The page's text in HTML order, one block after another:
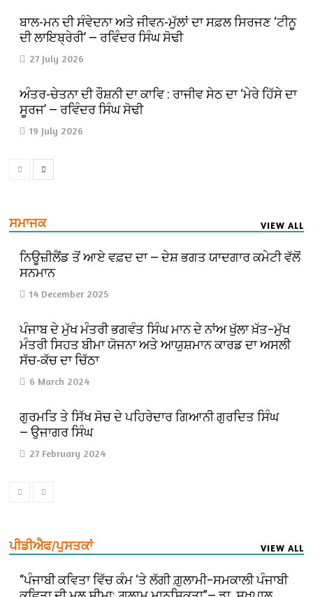
ਬਾਲ-ਮਨ ਦੀ ਸੰਵੇਦਨਾ ਅਤੇ ਜੀਵਨ-ਮੁੱਲਾਂ ਦਾ ਸਫ਼ਲ ਸਿਰਜਣ ‘ਟੀਨੂ
ਦੀ ਲਾਇਬ੍ਰੇਰੀ’ — ਰਵਿੰਦਰ ਸਿੰਘ ਸੋਢੀ
27 July 2026
ਅੰਤਰ-ਚੇਤਨਾ ਦੀ ਰੌਸ਼ਨੀ ਦਾ ਕਾਵਿ : ਰਾਜੀਵ ਸੇਠ ਦਾ ‘ਮੇਰੇ ਹਿੱਸੇ ਦਾ
ਸੂਰਜ’ — ਰਵਿੰਦਰ ਸਿੰਘ ਸੋਢੀ
19 July 2026
ਸਮਾਜਕ VIEW ALL
ਨਿਊਜ਼ੀਲੈਂਡ ਤੋਂ ਆਏ ਵਫ਼ਦ ਦਾ — ਦੇਸ਼ ਭਗਤ ਯਾਦਗਾਰ ਕਮੇਟੀ ਵੱਲੋਂ
ਸਨਮਾਨ
14 December 2025
ਪੰਜਾਬ ਦੇ ਮੁੱਖ ਮੰਤਰੀ ਭਗਵੰਤ ਸਿੰਘ ਮਾਨ ਦੇ ਨਾਂਅ ਖੁੱਲਾ ਖ਼ੱਤ–ਮੁੱਖ
ਮੰਤਰੀ ਸਿਹਤ ਬੀਮਾ ਯੋਜਨਾ ਅਤੇ ਆਯੁਸ਼ਮਾਨ ਕਾਰਡ ਦਾ ਅਸਲੀ
ਸੱਚ-ਕੱਚ ਦਾ ਚਿੱਠਾ
6 March 2024
ਗੁਰਮਤਿ ਤੇ ਸਿੱਖ ਸੋਚ ਦੇ ਪਹਿਰੇਦਾਰ ਗਿਆਨੀ ਗੁਰਦਿਤ ਸਿੰਘ
— ਉਜਾਗਰ ਸਿੰਘ
27 February 2024
ਪੀਡੀਐਫ/ਪੁਸਤਕਾਂ VIEW ALL
“ਪੰਜਾਬੀ ਕਵਿਤਾ ਵਿੱਚ ਕੰਮ ‘ਤੇ ਲੱਗੀ ਗ਼ੁਲਾਮੀ–ਸਮਕਾਲੀ ਪੰਜਾਬੀ